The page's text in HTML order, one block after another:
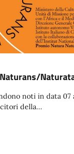
noti in data 07
della...
Naturans/Naturata: i